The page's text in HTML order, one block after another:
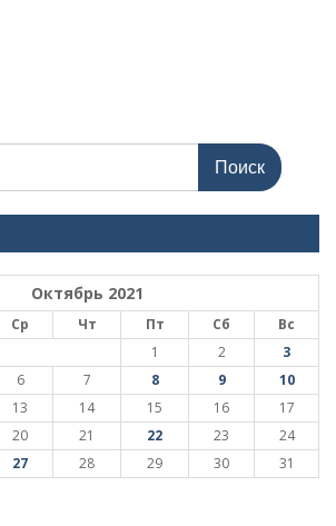
Октябрь 2021
Ср Чт Пт Сб
Вс
1
2
3
6 7 8 9
10
13 14 15 16
17
20 21 22 23
24
27 28 29 30 31